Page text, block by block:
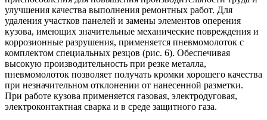
улучшения качества выполнения ремонтных работ. Для
удаления участков панелей и замены элементов оперения
кузова, имеющих значительные механические повреждения и
коррозионные разрушения, применяется пневмомолоток с
комплектом специальных резцов (рис. 6). Обеспечивая
высокую производительность при резке металла,
пневмомолоток позволяет получать кромки хорошего качества
при незначительном отклонении от нанесенной разметки.
При работе кузова применяется газовая, электродуговая,
электроконтактная сварка и в среде защитного газа.